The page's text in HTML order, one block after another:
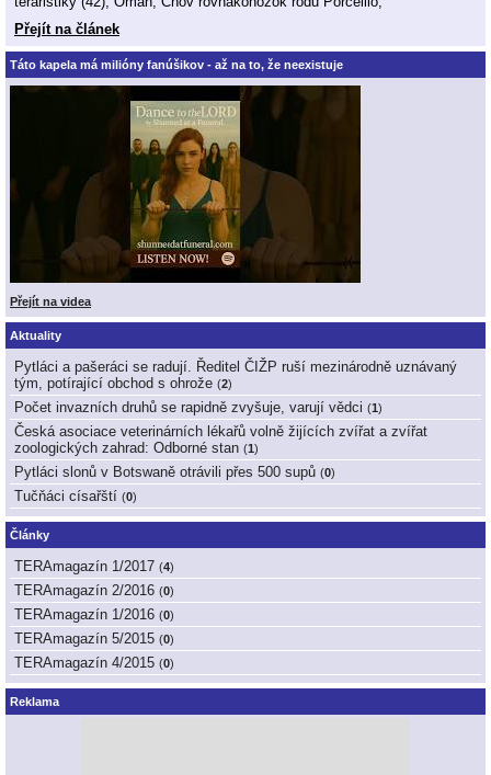
Přejít na článek
Táto kapela má milióny fanúšikov - až na to, že neexistuje
Přejít na videa
Aktuality
Pytláci a pašeráci se radují. Ředitel ČIŽP ruší mezinárodně uznávaný
tým, potírající obchod s ohrože (2)
Počet invazních druhů se rapidně zvyšuje, varují vědci (1)
Česká asociace veterinárních lékařů volně žijících zvířat a zvířat
zoologických zahrad: Odborné stan (1)
Pytláci slonů v Botswaně otrávili přes 500 supů (0)
Tučňáci císařští (0)
Články
TERAmagazín 1/2017 (4)
TERAmagazín 2/2016 (0)
TERAmagazín 1/2016 (0)
TERAmagazín 5/2015 (0)
TERAmagazín 4/2015 (0)
Reklama